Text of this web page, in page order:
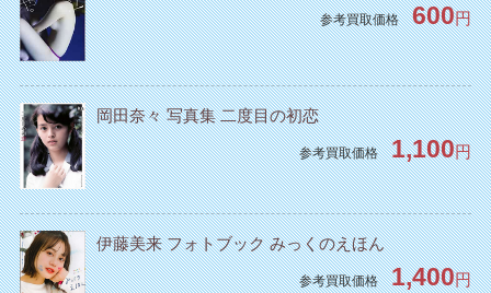
参考買取価格 600円
岡田奈々 写真集 二度目の初恋
参考買取価格 1,100円
伊藤美来 フォトブック みっくのえほん
参考買取価格 1,400円